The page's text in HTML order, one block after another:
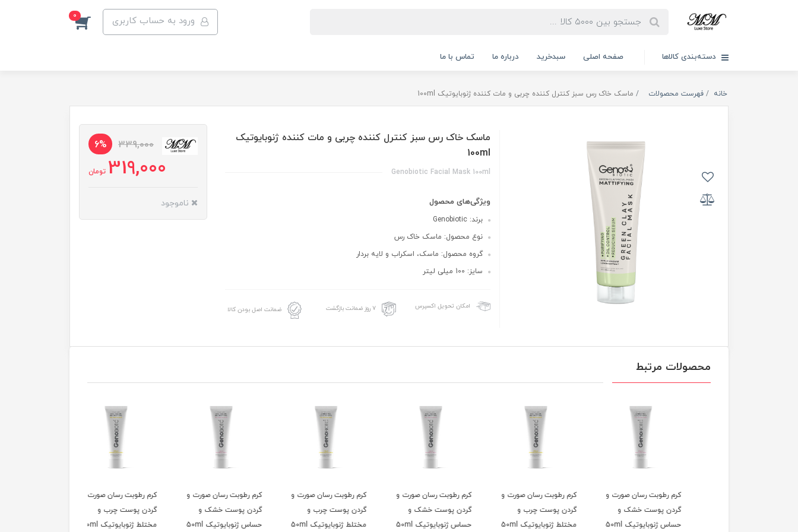
ورود به حساب کاربری 0
دسته‌بندی کالاها صفحه اصلی سبدخرید درباره ما تماس با ما
خانه فهرست محصولات ماسک خاک رس سبز کنترل کننده چربی و مات کننده ژنوبایوتیک 100ml
ماسک خاک رس سبز کنترل کننده چربی و مات کننده ژنوبایوتیک
100ml
Genobiotic Facial Mask 100ml
ویژگی‌های محصول
برند: Genobiotic
نوع محصول: ماسک خاک رس
گروه محصول: ماسک، اسکراب و لایه بردار
سایز: 100 میلی لیتر
امکان تحویل اکسپرس ۷ روز ضمانت بازگشت ضمانت اصل بودن کالا
339,000
6%
319,000 تومان
ناموجود
محصولات مرتبط
کرم رطوبت رسان صورت و
گردن پوست خشک و
حساس ژنوبایوتیک 50ml
کرم رطوبت رسان صورت و
گردن پوست چرب و
مختلط ژنوبایوتیک 50ml
کرم رطوبت رسان صورت و
گردن پوست خشک و
حساس ژنوبایوتیک 50ml
کرم رطوبت رسان صورت و
گردن پوست چرب و
مختلط ژنوبایوتیک 50ml
کرم رطوبت رسان صورت و
گردن پوست خشک و
حساس ژنوبایوتیک 50ml
کرم رطوبت رسان صورت و
گردن پوست چرب و
مختلط ژنوبایوتیک 50ml